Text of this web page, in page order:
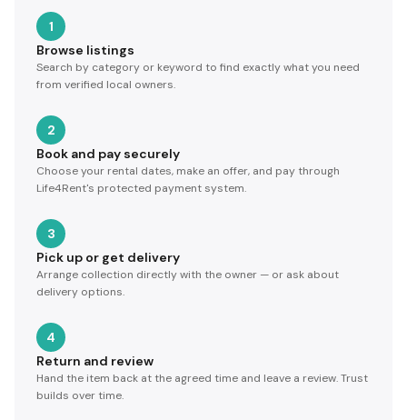
1
Browse listings
Search by category or keyword to find exactly what you need
from verified local owners.
2
Book and pay securely
Choose your rental dates, make an offer, and pay through
Life4Rent's protected payment system.
3
Pick up or get delivery
Arrange collection directly with the owner — or ask about
delivery options.
4
Return and review
Hand the item back at the agreed time and leave a review. Trust
builds over time.